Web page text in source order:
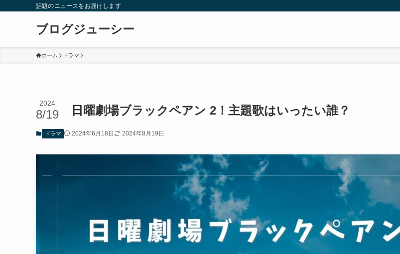
話題のニュースをお届けします
ブログジューシー
ホーム ドラマ
日曜劇場ブラックペアン 2！主題歌はいったい誰？
2024
8/19
ドラマ 2024年6月18日 2024年8月19日